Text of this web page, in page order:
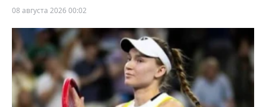
08 августа 2026 00:02